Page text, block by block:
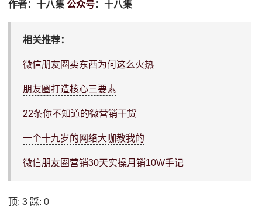
作者：十八集公众号：十八集
相关推荐：
微信朋友圈卖东西为何这么火热
朋友圈打造核心三要素
22条你不知道的微营销干货
一个十九岁的网络大咖教我的
微信朋友圈营销30天实操月销10W手记
顶:3 踩:0